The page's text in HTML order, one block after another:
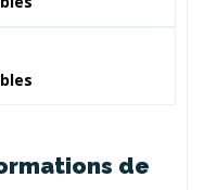
de